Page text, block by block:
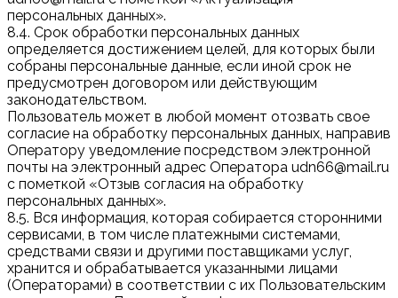
персональных данных».
8.4. Срок обработки персональных данных
определяется достижением целей, для которых были
собраны персональные данные, если иной срок не
предусмотрен договором или действующим
законодательством.
Пользователь может в любой момент отозвать свое
согласие на обработку персональных данных, направив
Оператору уведомление посредством электронной
почты на электронный адрес Оператора udn66@mail.ru
с пометкой «Отзыв согласия на обработку
персональных данных».
8.5. Вся информация, которая собирается сторонними
сервисами, в том числе платежными системами,
средствами связи и другими поставщиками услуг,
хранится и обрабатывается указанными лицами
(Операторами) в соответствии с их Пользовательским